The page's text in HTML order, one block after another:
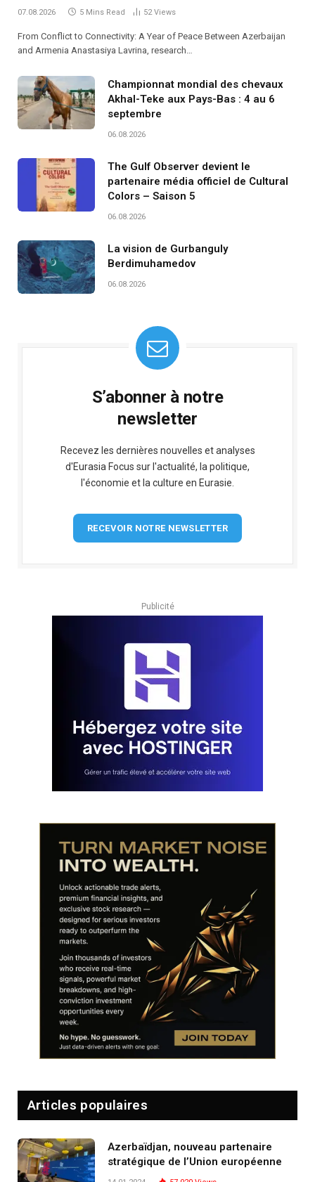
07.08.2026 5 Mins Read 52Views
From Conflict to Connectivity: A Year of Peace Between Azerbaijan
and Armenia Anastasiya Lavrina, research…
Championnat mondial des chevaux
Akhal-Teke aux Pays-Bas : 4 au 6
septembre
06.08.2026
The Gulf Observer devient le
partenaire média officiel de Cultural
Colors – Saison 5
06.08.2026
La vision de Gurbanguly
Berdimuhamedov
06.08.2026
S’abonner à notre
newsletter
Recevez les dernières nouvelles et analyses
d'Eurasia Focus sur l'actualité, la politique,
l'économie et la culture en Eurasie.
RECEVOIR NOTRE NEWSLETTER
Publicité
Articles populaires
Azerbaïdjan, nouveau partenaire
stratégique de l’Union européenne